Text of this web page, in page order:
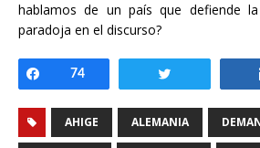
hablamos de un país que defiende
paradoja en el discurso?
Compartir
74
AHIGE ALEMANIA